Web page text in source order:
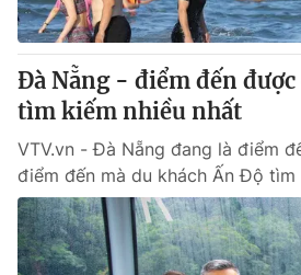
Đà Nẵng - điểm đến
tìm kiếm nhiều nhất
VTV.vn - Đà Nẵng đang là điểm
điểm đến mà du khách Ấn Độ tìm